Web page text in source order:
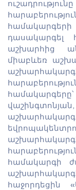
դասակարգել
աշխարհից
միաբևեռ
համակարգերը՝
աշխարհակարգ,
համակարգի
հաջորդեցին